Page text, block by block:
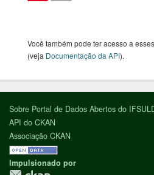
Você também pode ter acesso a
(veja Documentação da API).
Sobre Portal de Dados Abertos do
API do CKAN
Associação CKAN
Impulsionado por